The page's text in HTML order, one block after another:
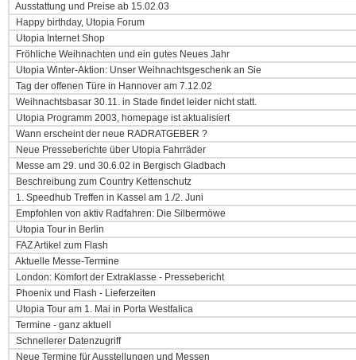
Ausstattung und Preise ab 15.02.03
Happy birthday, Utopia Forum
Utopia Internet Shop
Fröhliche Weihnachten und ein gutes Neues Jahr
Utopia Winter-Aktion: Unser Weihnachtsgeschenk an Sie
Tag der offenen Türe in Hannover am 7.12.02
Weihnachtsbasar 30.11. in Stade findet leider nicht statt.
Utopia Programm 2003, homepage ist aktualisiert
Wann erscheint der neue RADRATGEBER ?
Neue Presseberichte über Utopia Fahrräder
Messe am 29. und 30.6.02 in Bergisch Gladbach
Beschreibung zum Country Kettenschutz
1. Speedhub Treffen in Kassel am 1./2. Juni
Empfohlen von aktiv Radfahren: Die Silbermöwe
Utopia Tour in Berlin
FAZ Artikel zum Flash
Aktuelle Messe-Termine
London: Komfort der Extraklasse - Pressebericht
Phoenix und Flash - Lieferzeiten
Utopia Tour am 1. Mai in Porta Westfalica
Termine - ganz aktuell
Schnellerer Datenzugriff
Neue Termine für Ausstellungen und Messen